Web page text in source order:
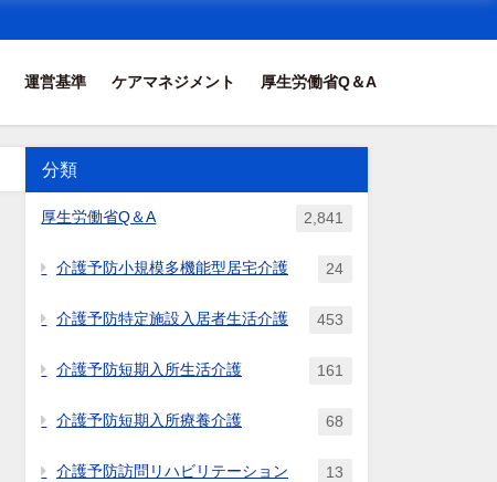
運営基準 ケアマネジメント 厚生労働省Q＆A
分類
厚生労働省Q＆A 2,841
介護予防小規模多機能型居宅介護 24
介護予防特定施設入居者生活介護 453
介護予防短期入所生活介護 161
介護予防短期入所療養介護 68
介護予防訪問リハビリテーション 13